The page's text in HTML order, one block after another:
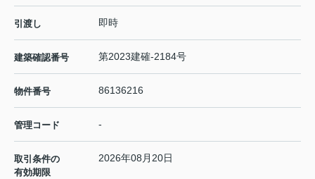
引渡し 即時
建築確認番号 第2023建確-2184号
物件番号 86136216
管理コード -
取引条件の
有効期限
2026年08月20日